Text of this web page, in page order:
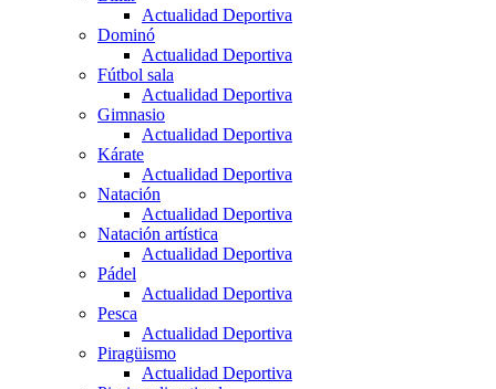
Actualidad Deportiva
Dominó
Actualidad Deportiva
Fútbol sala
Actualidad Deportiva
Gimnasio
Actualidad Deportiva
Kárate
Actualidad Deportiva
Natación
Actualidad Deportiva
Natación artística
Actualidad Deportiva
Pádel
Actualidad Deportiva
Pesca
Actualidad Deportiva
Piragüismo
Actualidad Deportiva